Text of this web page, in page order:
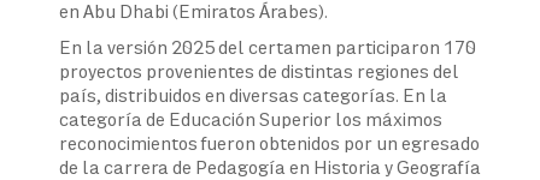
en Abu Dhabi (Emiratos Árabes).
En la versión 2025 del certamen participaron 170
proyectos provenientes de distintas regiones del
país, distribuidos en diversas categorías. En la
categoría de Educación Superior los máximos
reconocimientos fueron obtenidos por un egresado
de la carrera de Pedagogía en Historia y Geografía